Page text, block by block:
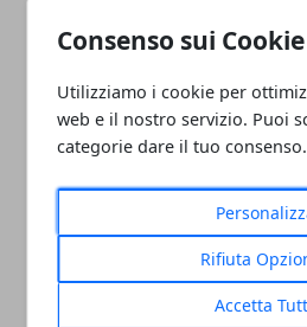
Consenso sui Cookie
Utilizziamo i cookie per
web e il nostro servizio. Puoi
categorie dare il tuo consenso.
Rifiuta
Accetta
ARTICOLI CORRELATI